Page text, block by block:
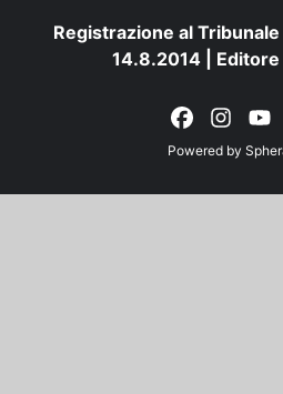
Registrazione al
14.8.2014 |
Powered by